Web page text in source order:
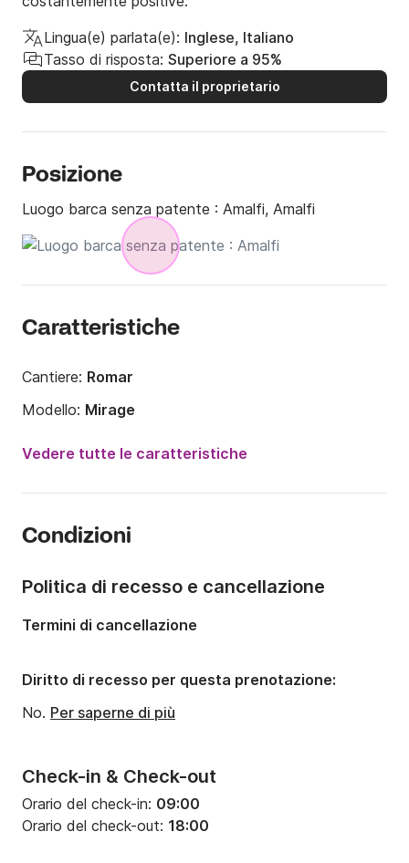
Lingua(e) parlata(e): Inglese, Italiano
Tasso di risposta: Superiore a 95%
Contatta il proprietario
Posizione
Luogo barca senza patente : Amalfi, Amalfi
Caratteristiche
Cantiere: Romar
Modello: Mirage
40CV
Portata massima persone:
Vedere tutte le caratteristiche
Condizioni
Check-in & Check-out
Orario del check-in: 09:00
Orario del check-out: 18:00
Politica di recesso e cancellazione
Termini di cancellazione
Diritto di recesso per questa prenotazione:
No. Per saperne di più